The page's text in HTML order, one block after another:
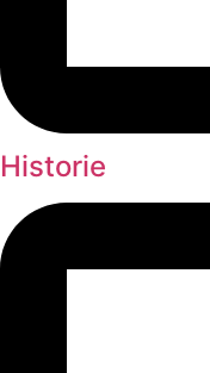
Historie